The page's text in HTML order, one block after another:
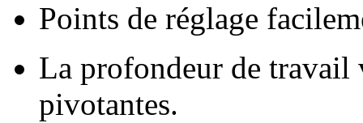
Points de réglage
La profondeur de travail
pivotantes.